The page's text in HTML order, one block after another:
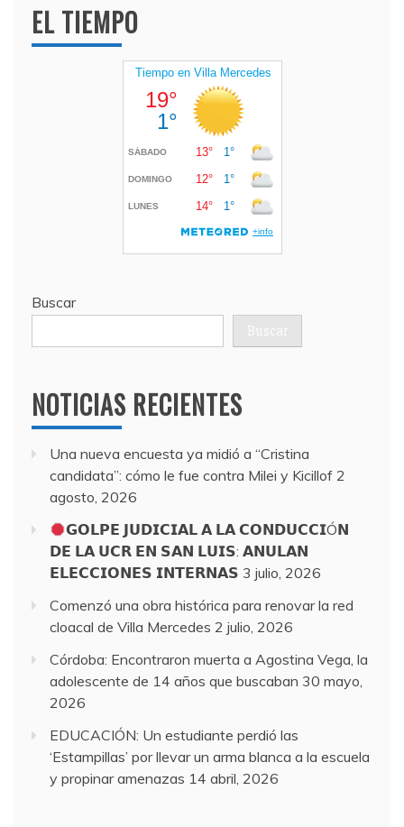
EL TIEMPO
Buscar
Buscar
NOTICIAS RECIENTES
Una nueva encuesta ya midió a “Cristina
candidata”: cómo le fue contra Milei y Kicillof 2
agosto, 2026
𝗚𝗢𝗟𝗣𝗘 𝗝𝗨𝗗𝗜𝗖𝗜𝗔𝗟 𝗔 𝗟𝗔 𝗖𝗢𝗡𝗗𝗨𝗖𝗖𝗜Ó𝗡
𝗗𝗘 𝗟𝗔 𝗨𝗖𝗥 𝗘𝗡 𝗦𝗔𝗡 𝗟𝗨𝗜𝗦: 𝗔𝗡𝗨𝗟𝗔𝗡
𝗘𝗟𝗘𝗖𝗖𝗜𝗢𝗡𝗘𝗦 𝗜𝗡𝗧𝗘𝗥𝗡𝗔𝗦 3 julio, 2026
Comenzó una obra histórica para renovar la red
cloacal de Villa Mercedes 2 julio, 2026
Córdoba: Encontraron muerta a Agostina Vega, la
adolescente de 14 años que buscaban 30 mayo,
2026
EDUCACIÓN: Un estudiante perdió las
‘Estampillas’ por llevar un arma blanca a la escuela
y propinar amenazas 14 abril, 2026